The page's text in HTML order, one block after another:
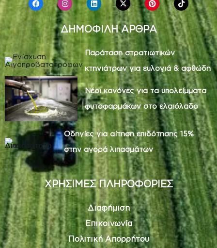
ΔΗΜΟΦΙΛΗ ΑΡΘΡΑ
Παράταση στρατιωτικών
κτηνιάτρων για ευλογιά & αφθώδη
Νέοι κανόνες για τα υπολείμματα
φυτοφαρμάκων στο ελαιόλαδο
Οδηγίες για αίτηση επιδότησης 15%
στην αγορά λιπασμάτων
ΧΡΗΣΙΜΕΣ ΠΛΗΡΟΦΟΡΙΕΣ
Διαφήμιση
Επικοινωνία
Πολιτική Απορρήτου